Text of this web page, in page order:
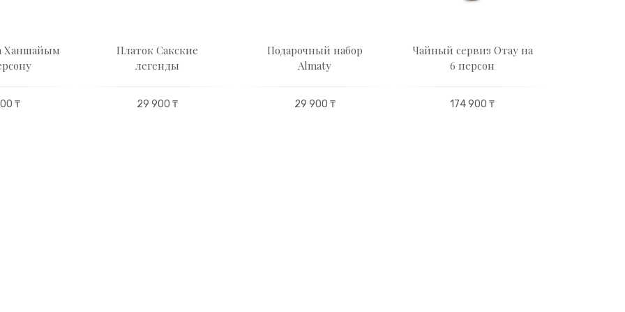
Ханшайым
₸
Платок Сакские
легенды
29 900 ₸
Подарочный набор
Almaty
29 900 ₸
Чайный сервиз Отау на
6 персон
174 900 ₸